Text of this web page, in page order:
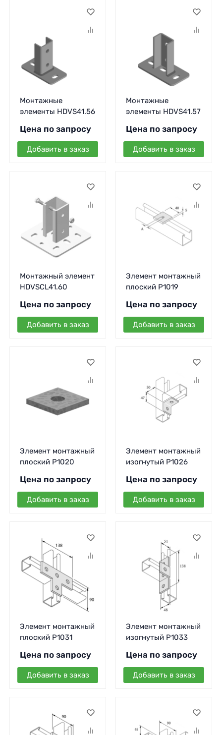
Монтажные
элементы HDVS41.56
Цена по запросу
Добавить в заказ
Монтажные
элементы HDVS41.57
Цена по запросу
Добавить в заказ
Монтажный элемент
HDVSCL41.60
Цена по запросу
Добавить в заказ
Элемент монтажный
плоский P1019
Цена по запросу
Добавить в заказ
Элемент монтажный
плоский P1020
Цена по запросу
Добавить в заказ
Элемент монтажный
изогнутый P1026
Цена по запросу
Добавить в заказ
Элемент монтажный
плоский P1031
Цена по запросу
Добавить в заказ
Элемент монтажный
изогнутый P1033
Цена по запросу
Добавить в заказ